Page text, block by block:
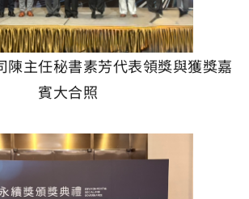
陳主任秘書素芳代表領獎與獲獎嘉
賓大合照